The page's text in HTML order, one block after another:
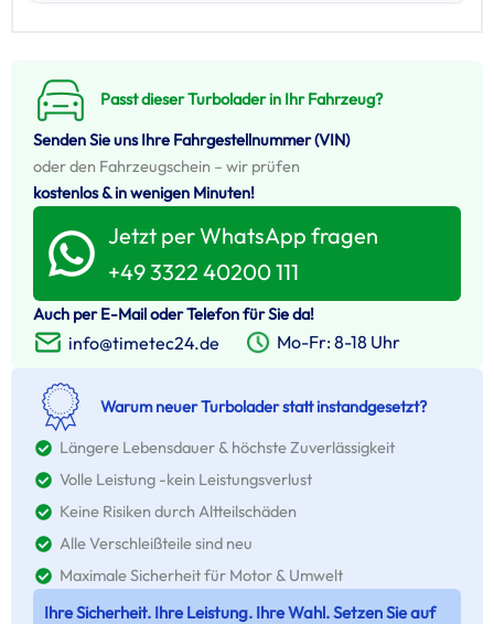
Passt dieser Turbolader in Ihr Fahrzeug?
Senden Sie uns Ihre Fahrgestellnummer (VIN)
oder den Fahrzeugschein – wir prüfen
kostenlos & in wenigen Minuten!
Jetzt per WhatsApp fragen
+49 3322 40200 111
Auch per E-Mail oder Telefon für Sie da!
info@timetec24.de Mo-Fr: 8-18 Uhr
Warum neuer Turbolader statt instandgesetzt?
Längere Lebensdauer & höchste Zuverlässigkeit
Volle Leistung -kein Leistungsverlust
Keine Risiken durch Altteilschäden
Alle Verschleißteile sind neu
Maximale Sicherheit für Motor & Umwelt
Ihre Sicherheit. Ihre Leistung. Ihre Wahl. Setzen Sie auf